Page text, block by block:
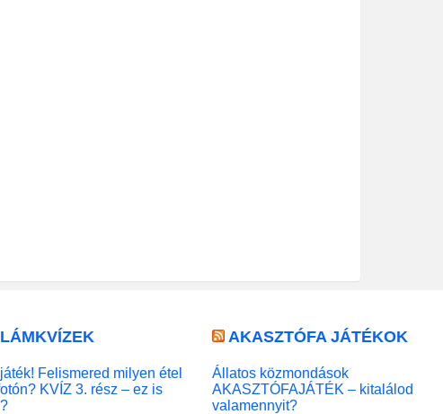
Felismered milyen étel
KVÍZ 3. rész – ez is
AKASZTÓFA JÁTÉKOK
Állatos közmondások
AKASZTÓFAJÁTÉK – kitalálod
valamennyit?